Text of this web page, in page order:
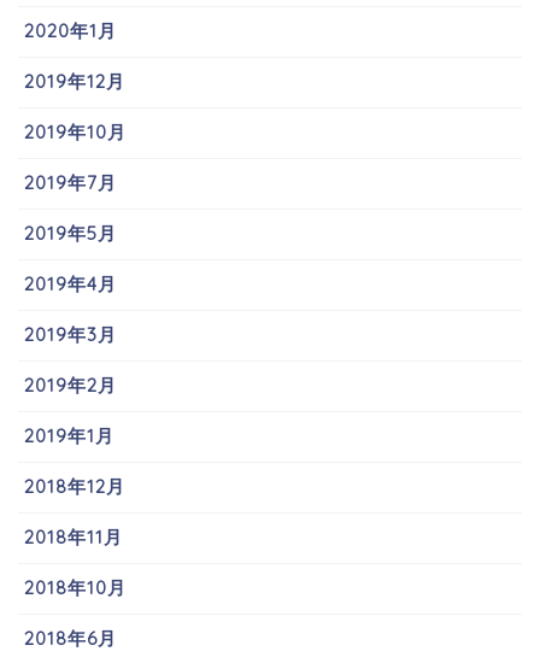
2020年1月
2019年12月
2019年10月
2019年7月
2019年5月
2019年4月
2019年3月
2019年2月
2019年1月
2018年12月
2018年11月
2018年10月
2018年6月